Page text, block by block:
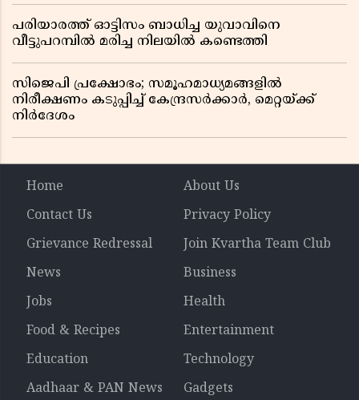
പരിയാരത്ത് ഓട്ടിസം ബാധിച്ച യുവാവിനെ
വീട്ടുപറമ്പിൽ മരിച്ച നിലയിൽ കണ്ടെത്തി
സിജെപി പ്രക്ഷോഭം; സമൂഹമാധ്യമങ്ങളിൽ
നിരീക്ഷണം കടുപ്പിച്ച് കേന്ദ്രസർക്കാർ, മെറ്റയ്ക്ക്
നിർദേശം
Home
About Us
Contact Us
Privacy Policy
Grievance Redressal
Join Kvartha Team Club
News
Business
Jobs
Health
Food & Recipes
Entertainment
Education
Technology
Aadhaar & PAN News
Gadgets